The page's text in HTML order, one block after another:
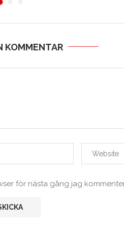
KOMMENTAR
för nästa gång jag